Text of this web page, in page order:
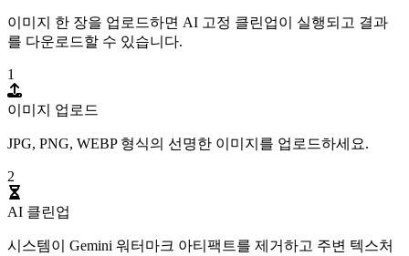
이미지 한 장을 업로드하면 AI 고정 클린업이 실행되고 결과
를 다운로드할 수 있습니다.
1
이미지 업로드
JPG, PNG, WEBP 형식의 선명한 이미지를 업로드하세요.
2
AI 클린업
시스템이 Gemini 워터마크 아티팩트를 제거하고 주변 텍스처